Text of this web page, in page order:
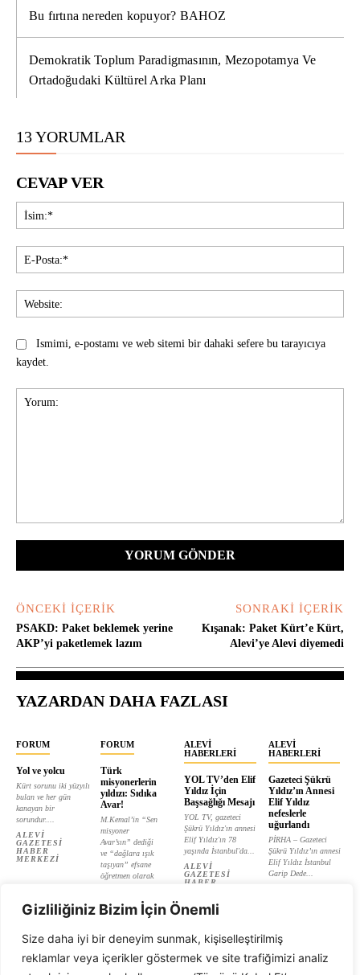
Gizliliğiniz Bizim İçin Önemli
Size daha iyi bir deneyim sunmak, kişiselleştirilmiş
reklamlar veya içerikler göstermek ve site trafiğimizi analiz
Bu fırtına nereden kopuyor? BAHOZ
Demokratik Toplum Paradigmasının, Mezopotamya Ve
Ortadoğudaki Kültürel Arka Planı
13 YORUMLAR
CEVAP VER
Ismimi, e-postamı ve web sitemi bir dahaki sefere bu tarayıcıya
kaydet.
ÖNCEKI İÇERIK
PSAKD: Paket beklemek yerine
AKP’yi paketlemek lazım
SONRAKI İÇERIK
Kışanak: Paket Kürt’e Kürt,
Alevi’ye Alevi diyemedi
YAZARDAN DAHA FAZLASI
FORUM
Yol ve yolcu
Kürt sorunu iki yüzyılı
bulan ve her gün
kanayan bir
sorundur....
ALEVI
GAZETESI
HABER
MERKEZI
FORUM
Türk
misyonerlerin
yıldızı: Sıdıka
Avar!
M.Kemal’in “Sen
misyoner
Avar’sın” dediği
ve “dağlara ışık
taşıyan” efsane
öğretmen olarak
ALEVI
GAZETESI
ALEVI
HABERLERI
YOL TV’den Elif
Yıldız İçin
Başsağlığı Mesajı
YOL TV, gazeteci
Şükrü Yıldız'ın annesi
Elif Yıldız'ın 78
yaşında İstanbul'da...
ALEVI
GAZETESI
HABER
ALEVI
HABERLERI
Gazeteci Şükrü
Yıldız’ın Annesi
Elif Yıldız
nefeslerle
uğurlandı
PİRHA – Gazeteci
Şükrü Yıldız’ın annesi
Elif Yıldız İstanbul
Garip Dede...